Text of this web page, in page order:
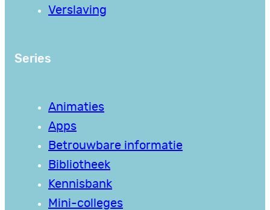
Verslaving
Series
Animaties
Apps
Betrouwbare informatie
Bibliotheek
Kennisbank
Mini-colleges